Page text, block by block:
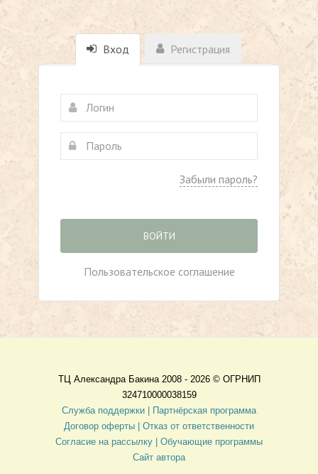
Вход Регистрация
Забыли пароль?
ВОЙТИ
Пользовательское соглашение
ТЦ Александра Бакина 2008 - 2026 © ОГРНИП
324710000038159
Служба поддержки |
Партнёрская программа
Договор оферты
| Отказ от ответственности
Согласие на рассылку | Обучающие программы
Сайт автора